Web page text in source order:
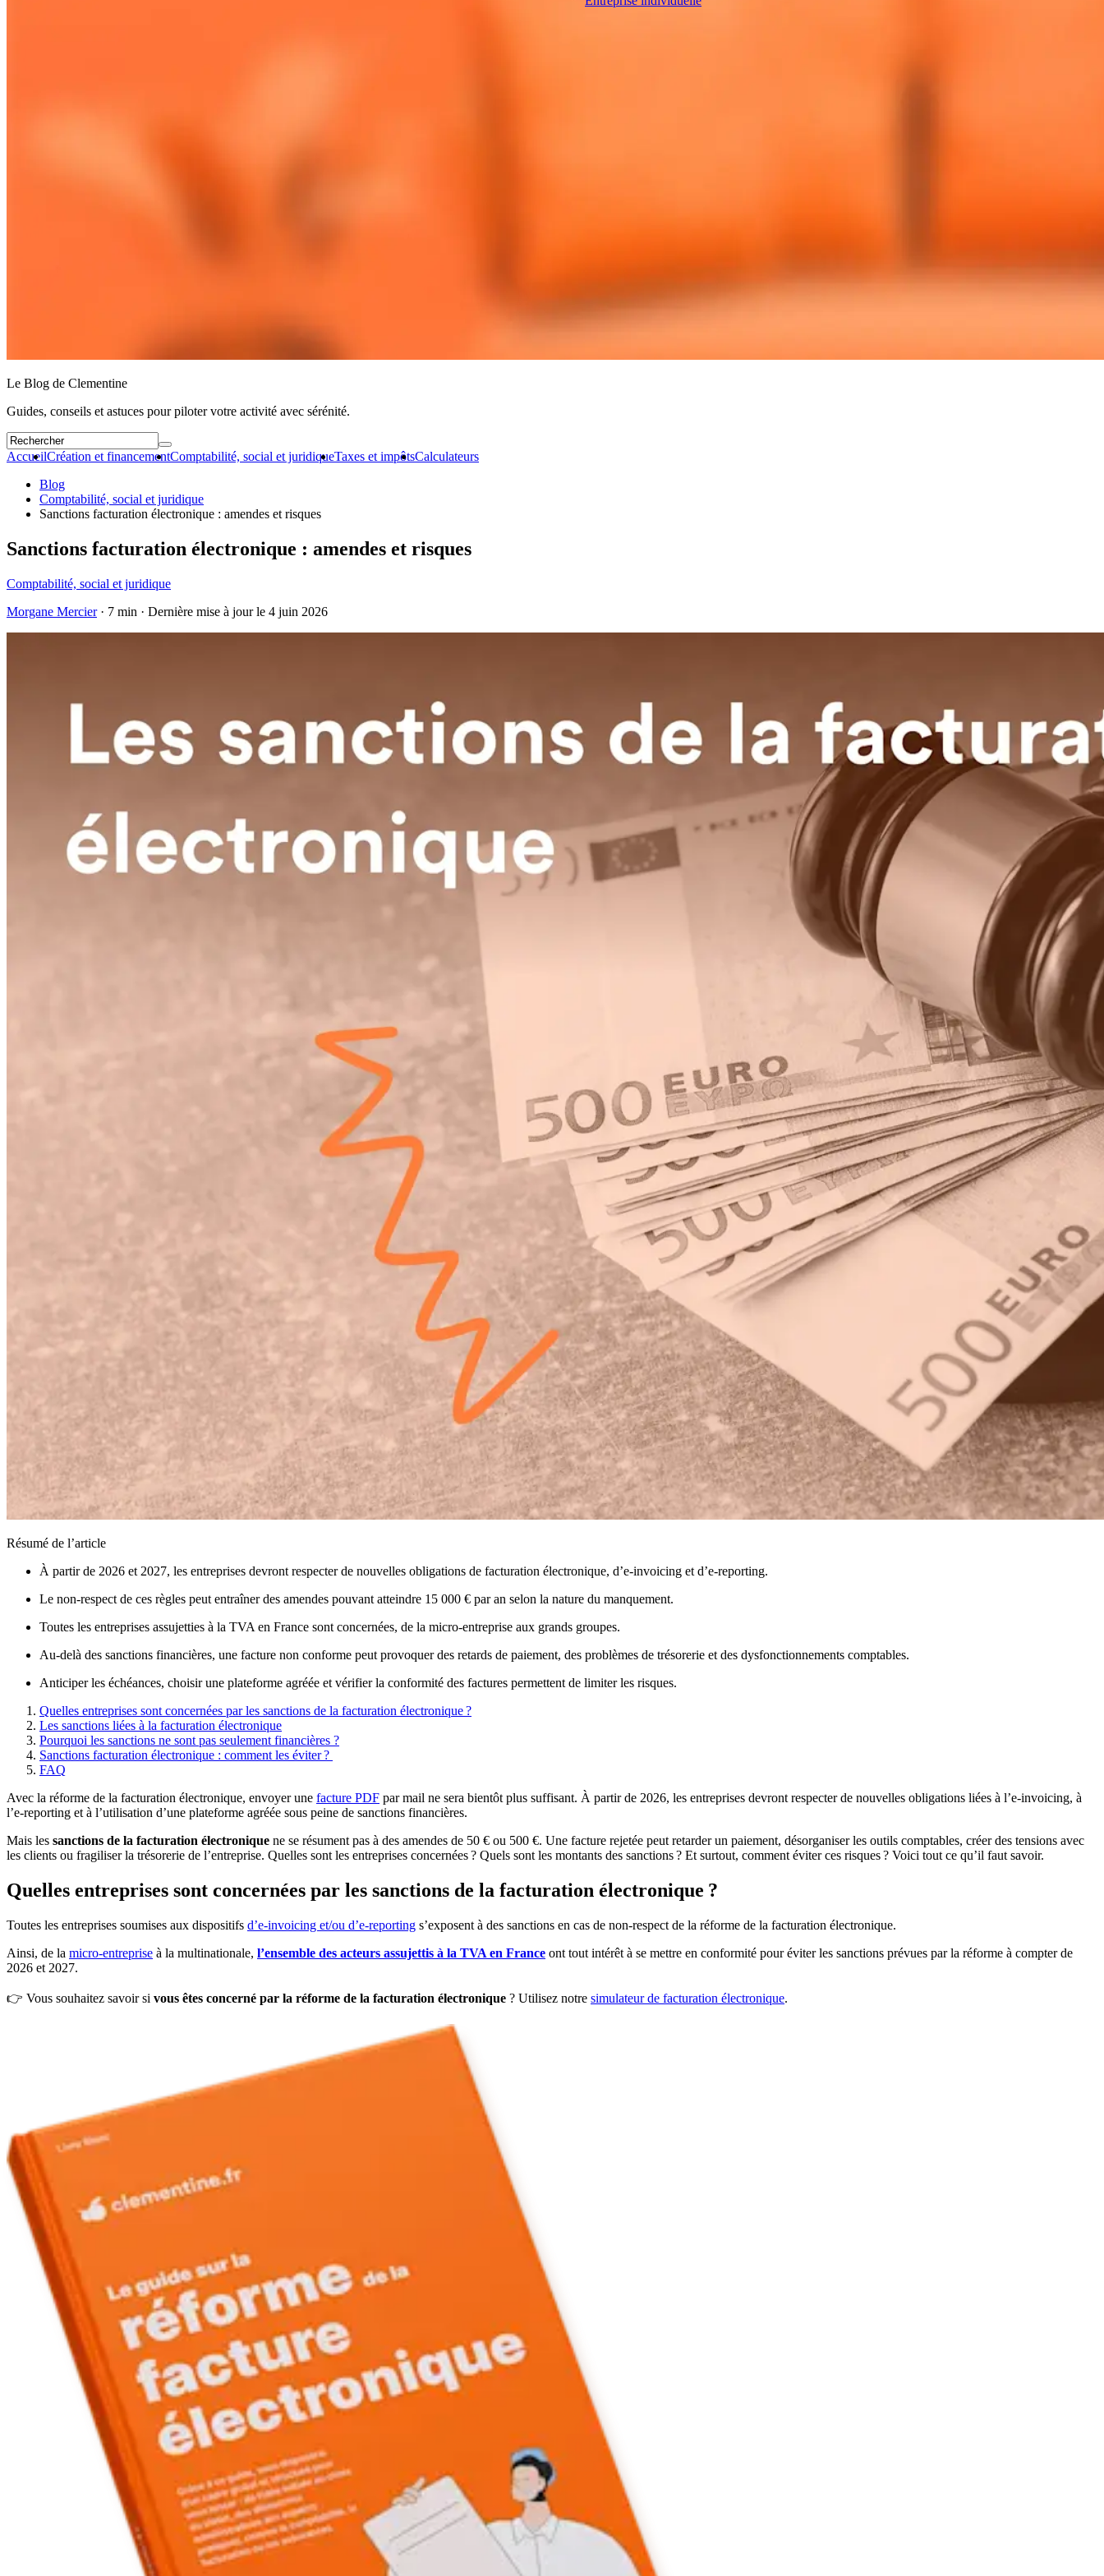
Le Blog de Clementine
Guides, conseils et astuces pour piloter votre activité avec sérénité.
AccueilCréation et financementComptabilité, social et juridiqueTaxes et impôtsCalculateurs
Blog
Comptabilité, social et juridique
Sanctions facturation électronique : amendes et risques
Sanctions facturation électronique : amendes et risques
Comptabilité, social et juridique
Morgane Mercier· 7 min · Dernière mise à jour le 4 juin 2026
Résumé de l’article
À partir de 2026 et 2027, les entreprises devront respecter de nouvelles obligations de facturation électronique, d’e-invoicing et d’e-reporting.
Le non-respect de ces règles peut entraîner des amendes pouvant atteindre 15 000 € par an selon la nature du manquement.
Toutes les entreprises assujetties à la TVA en France sont concernées, de la micro-entreprise aux grands groupes.
Au-delà des sanctions financières, une facture non conforme peut provoquer des retards de paiement, des problèmes de trésorerie et des dysfonctionnements comptables.
Anticiper les échéances, choisir une plateforme agréée et vérifier la conformité des factures permettent de limiter les risques.
Quelles entreprises sont concernées par les sanctions de la facturation électronique ?
Les sanctions liées à la facturation électronique
Pourquoi les sanctions ne sont pas seulement financières ?
Sanctions facturation électronique : comment les éviter ?
FAQ
Avec la réforme de la facturation électronique, envoyer une facture PDF par mail ne sera bientôt plus suffisant. À partir de 2026, les entreprises devront respecter de nouvelles obligations liées à l’e-invoicing, à
l’e-reporting et à l’utilisation d’une plateforme agréée sous peine de sanctions financières.
Mais les sanctions de la facturation électronique ne se résument pas à des amendes de 50 € ou 500 €. Une facture rejetée peut retarder un paiement, désorganiser les outils comptables, créer des tensions avec
les clients ou fragiliser la trésorerie de l’entreprise. Quelles sont les entreprises concernées ? Quels sont les montants des sanctions ? Et surtout, comment éviter ces risques ? Voici tout ce qu’il faut savoir.
Quelles entreprises sont concernées par les sanctions de la facturation électronique ?
Toutes les entreprises soumises aux dispositifs d’e-invoicing et/ou d’e-reporting s’exposent à des sanctions en cas de non-respect de la réforme de la facturation électronique.
Ainsi, de la micro-entreprise à la multinationale, l’ensemble des acteurs assujettis à la TVA en France ont tout intérêt à se mettre en conformité pour éviter les sanctions prévues par la réforme à compter de
2026 et 2027.
👉 Vous souhaitez savoir si vous êtes concerné par la réforme de la facturation électronique ? Utilisez notre simulateur de facturation électronique.